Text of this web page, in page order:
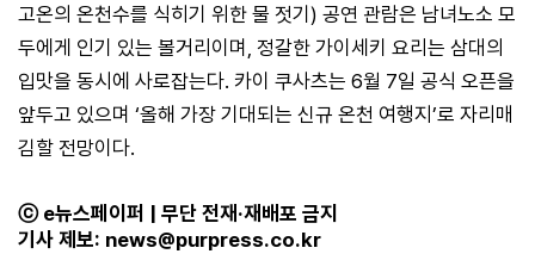
고온의 온천수를 식히기 위한 물 젓기) 공연 관람은 남녀노소 모
두에게 인기 있는 볼거리이며, 정갈한 가이세키 요리는 삼대의
입맛을 동시에 사로잡는다. 카이 쿠사츠는 6월 7일 공식 오픈을
앞두고 있으며 ‘올해 가장 기대되는 신규 온천 여행지’로 자리매
김할 전망이다.
ⓒ e뉴스페이퍼 | 무단 전재·재배포 금지
기사 제보: news@purpress.co.kr